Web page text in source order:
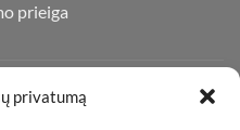
privatumą
prieiga